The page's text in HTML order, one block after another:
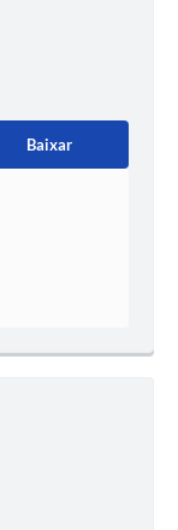
Baixar